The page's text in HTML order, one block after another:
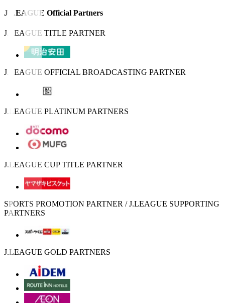
J.LEAGUE Official Partners
J.LEAGUE TITLE PARTNER
J.LEAGUE OFFICIAL BROADCASTING PARTNER
J.LEAGUE PLATINUM PARTNERS
J.LEAGUE CUP TITLE PARTNER
SPORTS PROMOTION PARTNER / J.LEAGUE SUPPORTING
PARTNERS
J.LEAGUE GOLD PARTNERS